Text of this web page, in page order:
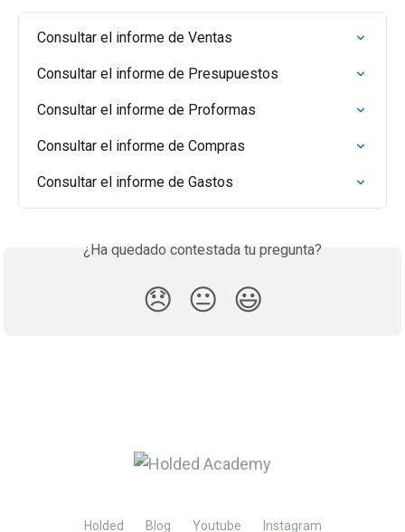
Consultar el informe de Ventas
Consultar el informe de Presupuestos
Consultar el informe de Proformas
Consultar el informe de Compras
Consultar el informe de Gastos
¿Ha quedado contestada tu pregunta?
😞 😐 😃
Holded Blog Youtube Instagram